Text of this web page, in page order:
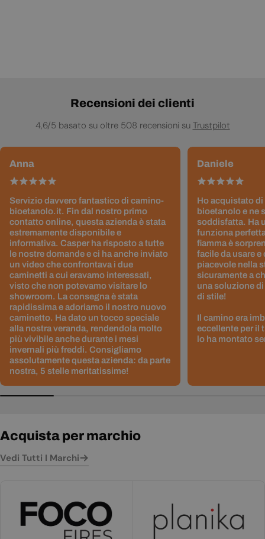
Recensioni dei clienti
4,6/5 basato su oltre 508 recensioni su Trustpilot
Anna
Servizio davvero fantastico di camino-
bioetanolo.it. Fin dal nostro primo
contatto online, questa azienda è stata
estremamente disponibile e
informativa. Casper ha risposto a tutte
le nostre domande e ci ha anche inviato
un video che confrontava i due
caminetti a cui eravamo interessati,
visto che non potevamo visitare lo
showroom. La consegna è stata
rapidissima e adoriamo il nostro nuovo
caminetto. Ha dato un tocco speciale
alla nostra veranda, rendendola molto
più vivibile anche durante i mesi
invernali più freddi. Consigliamo
assolutamente questa azienda: da parte
nostra, 5 stelle meritatissime!
Daniele
Ho acquistato di
bioetanolo e ne
soddisfatta. Ha
funziona
fiamma è
facile da usare e
piacevole nella
sicuramente a
una soluzione
di stile!
Il camino era
eccellente per il
lo ha montato
Acquista per marchio
Vedi Tutti I Marchi